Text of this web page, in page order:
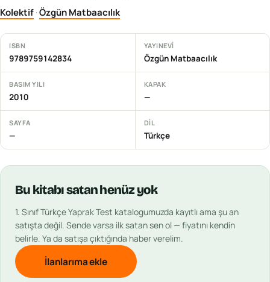
Kolektif·Özgün Matbaacılık
ISBN
9789759142834
YAYINEVI
Özgün Matbaacılık
BASIM YILI
2010
KAPAK
—
SAYFA
—
DIL
Türkçe
Bu kitabısatan henüz yok
1. Sınıf Türkçe Yaprak Test katalogumuzda kayıtlı ama şu an
satışta değil. Sende varsa ilk satan sen ol — fiyatını kendin
belirle. Ya da satışa çıktığında haber verelim.
İlanlarıma ekle